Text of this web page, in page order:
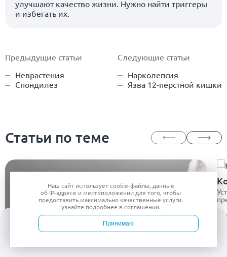
улучшают качество жизни. Нужно найти триггеры
и избегать их.
Предыдущие статьи
Неврастения
Спондилез
Следующие статьи
Нарколепсия
Язва 12-перстной кишки
Статьи по теме
Наш сайт используетcookie-файлы, данные
об IP-адресе и местоположении для того, чтобы
предоставить максимально качественные услуги.
узнайте подробнее в соглашении.
Принимаю